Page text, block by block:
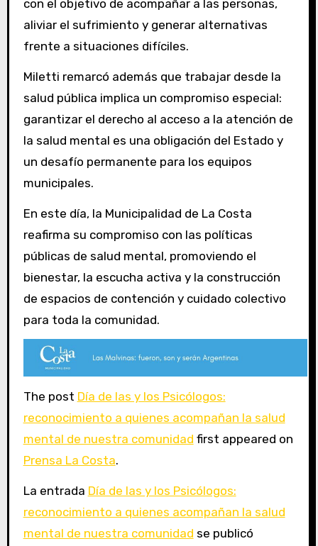
con el objetivo de acompañar a las personas,
aliviar el sufrimiento y generar alternativas
frente a situaciones difíciles.
Miletti remarcó además que trabajar desde la
salud pública implica un compromiso especial:
garantizar el derecho al acceso a la atención de
la salud mental es una obligación del Estado y
un desafío permanente para los equipos
municipales.
En este día, la Municipalidad de La Costa
reafirma su compromiso con las políticas
públicas de salud mental, promoviendo el
bienestar, la escucha activa y la construcción
de espacios de contención y cuidado colectivo
para toda la comunidad.
The post Día de las y los Psicólogos:
reconocimiento a quienes acompañan la salud
mental de nuestra comunidad first appeared on
Prensa La Costa.
La entrada Día de las y los Psicólogos:
reconocimiento a quienes acompañan la salud
mental de nuestra comunidad se publicó